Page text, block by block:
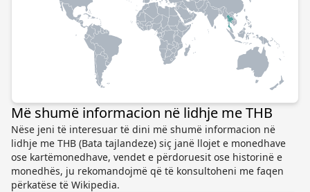
Më shumë informacion në lidhje me THB
Nëse jeni të interesuar të dini më shumë informacion në
lidhje me THB (Bata tajlandeze) siç janë llojet e monedhave
ose kartëmonedhave, vendet e përdoruesit ose historinë e
monedhës, ju rekomandojmë që të konsultoheni me faqen
përkatëse të Wikipedia.